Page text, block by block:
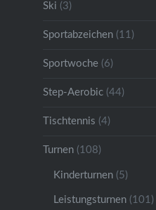
Ski (3)
Sportabzeichen(11)
Sportwoche(6)
Step-Aerobic(44)
Tischtennis (4)
Turnen(108)
Kinderturnen(5)
Leistungsturnen(101)